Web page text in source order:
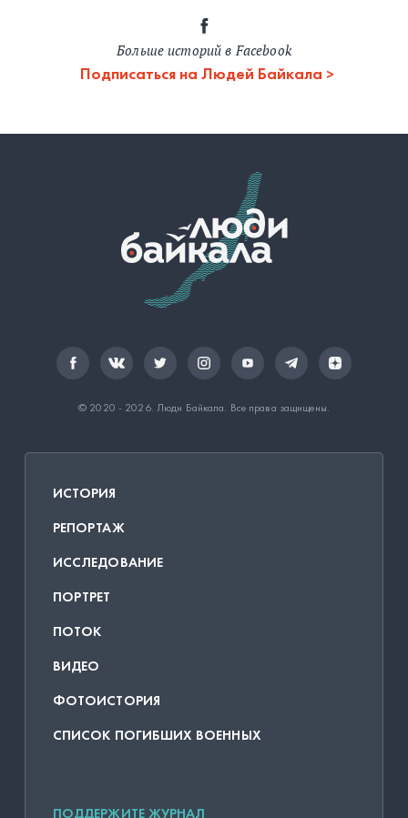
Больше историй в Facebook
Подписаться на Людей Байкала
© 2020 - 2026. Люди Байкала . Все права защищены.
ИСТОРИЯ
РЕПОРТАЖ
ИССЛЕДОВАНИЕ
ПОРТРЕТ
ПОТОК
ВИДЕО
ФОТОИСТОРИЯ
СПИСОК ПОГИБШИХ ВОЕННЫХ
ПОДДЕРЖИТЕ ЖУРНАЛ